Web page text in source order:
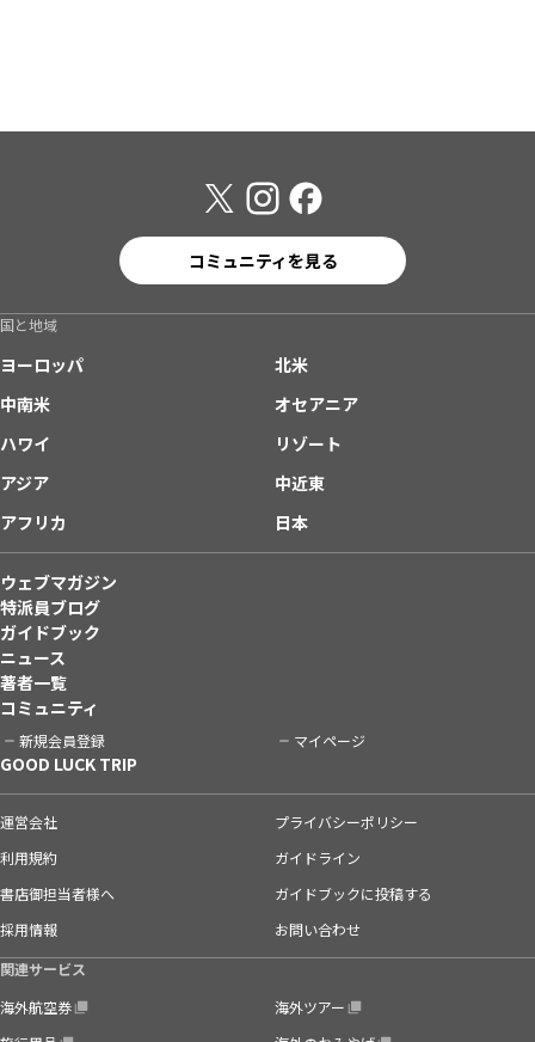
コミュニティを見る
国と地域
ヨーロッパ
北米
中南米
オセアニア
ハワイ
リゾート
アジア
中近東
アフリカ
日本
ウェブマガジン
特派員ブログ
ガイドブック
ニュース
著者一覧
コミュニティ
新規会員登録 マイページ
GOOD LUCK TRIP
運営会社
プライバシーポリシー
利用規約
ガイドライン
書店御担当者様へ
ガイドブックに投稿する
採用情報
お問い合わせ
関連サービス
海外航空券
海外ツアー